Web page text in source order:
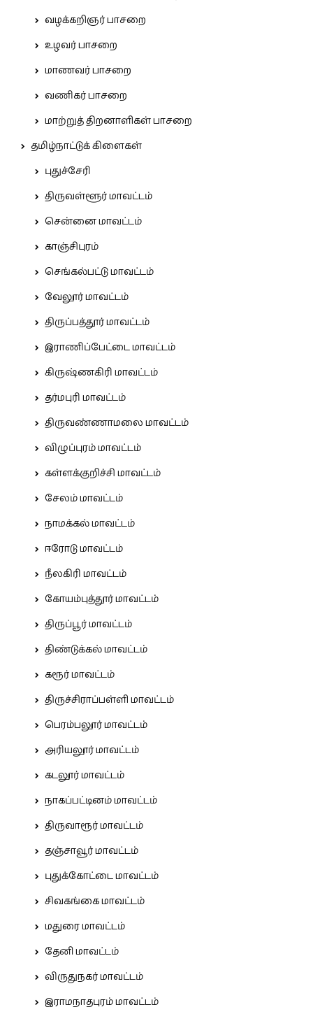
வழக்கறிஞர் பாசறை
உழவர் பாசறை
மாணவர் பாசறை
வணிகர் பாசறை
மாற்றுத் திறனாளிகள் பாசறை
தமிழ்நாட்டுக் கிளைகள்
புதுச்சேரி
திருவள்ளூர் மாவட்டம்
சென்னை மாவட்டம்
காஞ்சிபுரம்
செங்கல்பட்டு மாவட்டம்
வேலூர் மாவட்டம்
திருப்பத்தூர் மாவட்டம்
இராணிப்பேட்டை மாவட்டம்
கிருஷ்ணகிரி மாவட்டம்
தர்மபுரி மாவட்டம்
திருவண்ணாமலை மாவட்டம்
விழுப்புரம் மாவட்டம்
கள்ளக்குறிச்சி மாவட்டம்
சேலம் மாவட்டம்
நாமக்கல் மாவட்டம்
ஈரோடு மாவட்டம்
நீலகிரி மாவட்டம்
கோயம்புத்தூர் மாவட்டம்
திருப்பூர் மாவட்டம்
திண்டுக்கல் மாவட்டம்
கரூர் மாவட்டம்
திருச்சிராப்பள்ளி மாவட்டம்
பெரம்பலூர் மாவட்டம்
அரியலூர் மாவட்டம்
கடலூர் மாவட்டம்
நாகப்பட்டினம் மாவட்டம்
திருவாரூர் மாவட்டம்
தஞ்சாவூர் மாவட்டம்
புதுக்கோட்டை மாவட்டம்
சிவகங்கை மாவட்டம்
மதுரை மாவட்டம்
தேனி மாவட்டம்
விருதுநகர் மாவட்டம்
இராமநாதபுரம் மாவட்டம்